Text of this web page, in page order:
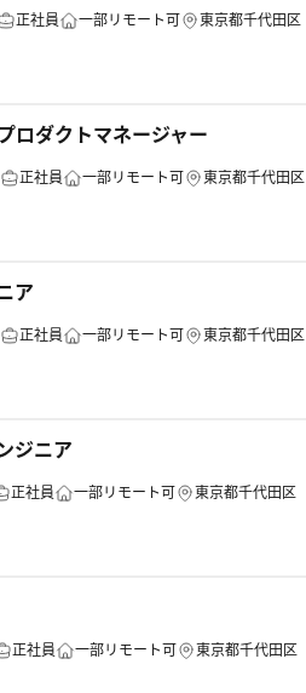
正社員 一部リモート可 東京都千代田区
ロダクトマネージャー
正社員 一部リモート可 東京都千代田区
ア
正社員 一部リモート可 東京都千代田区
ジニア
正社員 一部リモート可 東京都千代田区
正社員 一部リモート可 東京都千代田区